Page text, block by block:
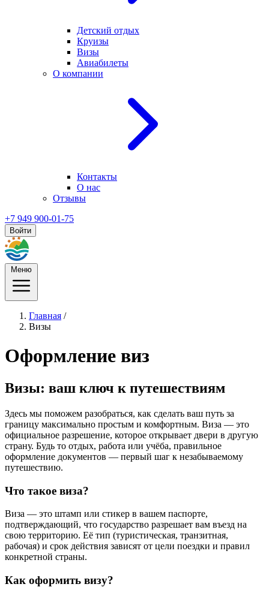
Детский отдых
Круизы
Визы
Авиабилеты
О компании
Контакты
О нас
Отзывы
+7 949 900-01-75
Войти
Меню
Главная /
Визы
Оформление виз
Визы: ваш ключ к путешествиям
Здесь мы поможем разобраться, как сделать ваш путь за
границу максимально простым и комфортным. Виза — это
официальное разрешение, которое открывает двери в другую
страну. Будь то отдых, работа или учёба, правильное
оформление документов — первый шаг к незабываемому
путешествию.
Что такое виза?
Виза — это штамп или стикер в вашем паспорте,
подтверждающий, что государство разрешает вам въезд на
свою территорию. Её тип (туристическая, транзитная,
рабочая) и срок действия зависят от цели поездки и правил
конкретной страны.
Как оформить визу?